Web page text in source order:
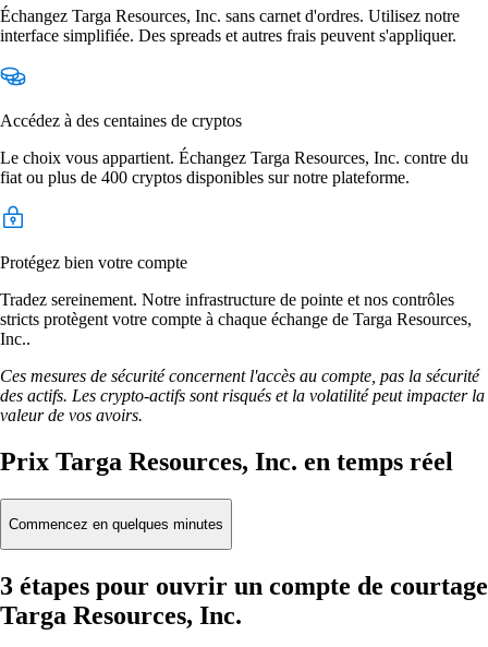
Échangez Targa Resources, Inc. sans carnet d'ordres. Utilisez notre
interface simplifiée. Des spreads et autres frais peuvent s'appliquer.
Accédez à des centaines de cryptos
Le choix vous appartient. Échangez Targa Resources, Inc. contre du
fiat ou plus de 400 cryptos disponibles sur notre plateforme.
Protégez bien votre compte
Tradez sereinement. Notre infrastructure de pointe et nos contrôles
stricts protègent votre compte à chaque échange de Targa Resources,
Inc..
Ces mesures de sécurité concernent l'accès au compte, pas la sécurité
des actifs. Les crypto-actifs sont risqués et la volatilité peut impacter la
valeur de vos avoirs.
Prix Targa Resources, Inc. en temps réel
Commencez en quelques minutes
3 étapes pour ouvrir un compte de courtage
Targa Resources, Inc.